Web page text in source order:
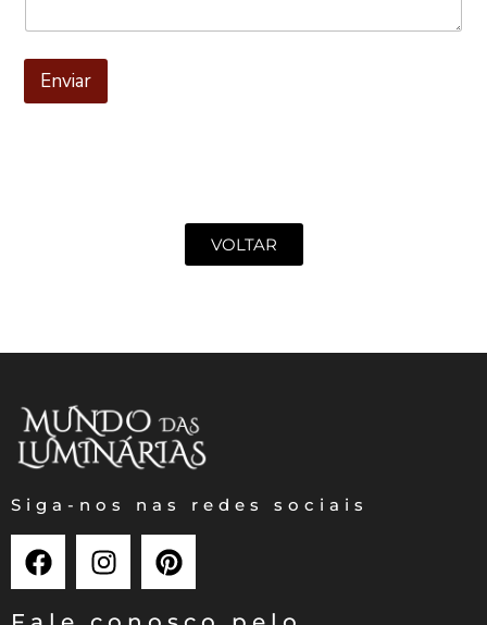
Enviar
VOLTAR
Siga-nos nas redes sociais